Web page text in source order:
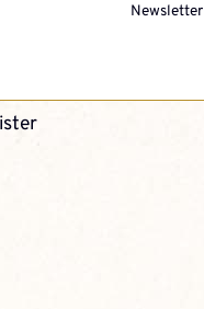
Newsletter